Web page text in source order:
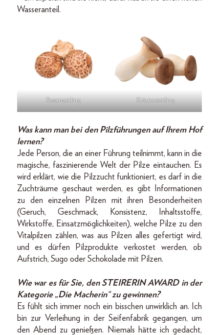
Wasseranteil.
Rosenseitling Kräuterseitling
Was kann man bei den Pilzführungen auf Ihrem Hof
lernen?
Jede Person, die an einer Führung teilnimmt, kann in die
magische, faszinierende Welt der Pilze eintauchen. Es
wird erklärt, wie die Pilzzucht funktioniert, es darf in die
Zuchträume geschaut werden, es gibt Informationen
zu den einzelnen Pilzen mit ihren Besonderheiten
(Geruch, Geschmack, Konsistenz, Inhaltsstoffe,
Wirkstoffe, Einsatzmöglichkeiten), welche Pilze zu den
Vitalpilzen zählen, was aus Pilzen alles gefertigt wird,
und es dürfen Pilzprodukte verkostet werden, ob
Aufstrich, Sugo oder Schokolade mit Pilzen.
Wie war es für Sie, den STEIRERIN AWARD in der
Kategorie „Die Macherin“ zu gewinnen?
Es fühlt sich immer noch ein bisschen unwirklich an. Ich
bin zur Verleihung in der Seifenfabrik gegangen, um
den Abend zu genießen. Niemals hätte ich gedacht,